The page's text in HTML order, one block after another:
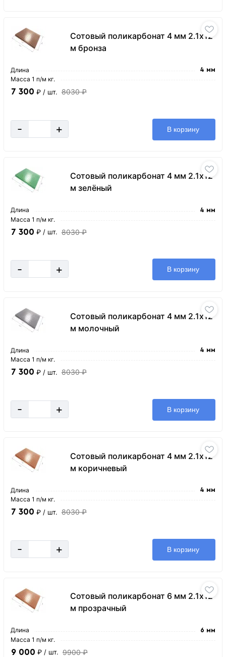
Сотовый поликарбонат 4 мм 2.1х12
м бронза
Длина 4 мм
Масса 1 п/м кг.
7 300 ₽ / шт. 8030 ₽
- + В корзину
Сотовый поликарбонат 4 мм 2.1х12
м зелёный
Длина 4 мм
Масса 1 п/м кг.
7 300 ₽ / шт. 8030 ₽
- + В корзину
Сотовый поликарбонат 4 мм 2.1х12
м молочный
Длина 4 мм
Масса 1 п/м кг.
7 300 ₽ / шт. 8030 ₽
- + В корзину
Сотовый поликарбонат 4 мм 2.1х12
м коричневый
Длина 4 мм
Масса 1 п/м кг.
7 300 ₽ / шт. 8030 ₽
- + В корзину
Сотовый поликарбонат 6 мм 2.1х12
м прозрачный
Длина 6 мм
Масса 1 п/м кг.
9 000 ₽ / шт. 9900 ₽